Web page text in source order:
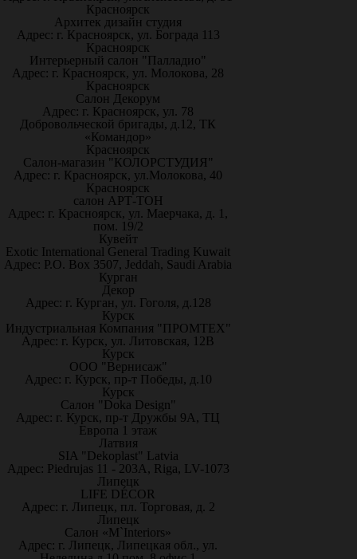
Красноярск
Архитек дизайн студия
Адрес: г. Красноярск, ул. Бограда 113
Красноярск
Интерьерный салон "Палладио"
Адрес: г. Красноярск, ул. Молокова, 28
Красноярск
Салон Декорум
Адрес: г. Красноярск, ул. 78
Добровольческой бригады, д.12, ТК
«Командор»
Красноярск
Салон-магазин "КОЛОРСТУДИЯ"
Адрес: г. Красноярск, ул.Молокова, 40
Красноярск
салон АРТ-ТОН
Адрес: г. Красноярск, ул. Маерчака, д. 1,
пом. 19/2
Кувейт
Exotic International General Trading Kuwait
Адрес: P.O. Box 3507, Jeddah, Saudi Arabia
Курган
Декор
Адрес: г. Курган, ул. Гоголя, д.128
Курск
Индустриальная Компания "ПРОМТЕХ"
Адрес: г. Курск, ул. Литовская, 12В
Курск
ООО "Вернисаж"
Адрес: г. Курск, пр-т Победы, д.10
Курск
Салон "Doka Design"
Адрес: г. Курск, пр-т Дружбы 9А, ТЦ
Европа 1 этаж
Латвия
SIA "Dekoplast" Latvia
Адрес: Piedrujas 11 - 203A, Riga, LV-1073
Липецк
LIFE DÉCOR
Адрес: г. Липецк, пл. Торговая, д. 2
Липецк
Салон «M`Interiors»
Адрес: г. Липецк, Липецкая обл., ул.